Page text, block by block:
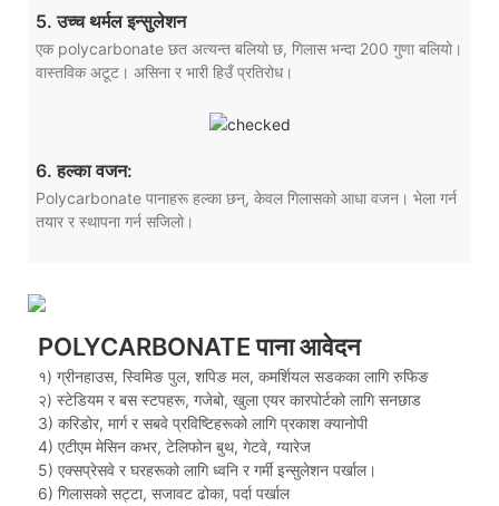
5. उच्च थर्मल इन्सुलेशन
एक polycarbonate छत अत्यन्त बलियो छ, गिलास भन्दा 200 गुणा बलियो।
वास्तविक अटूट। असिना र भारी हिउँ प्रतिरोध।
6. हल्का वजन:
Polycarbonate पानाहरू हल्का छन्, केवल गिलासको आधा वजन। भेला गर्न
तयार र स्थापना गर्न सजिलो।
POLYCARBONATE पाना आवेदन
१) ग्रीनहाउस, स्विमिङ पुल, शपिङ मल, कमर्शियल सडकका लागि रुफिङ
२) स्टेडियम र बस स्टपहरू, गजेबो, खुला एयर कारपोर्टको लागि सनछाड
3) करिडोर, मार्ग र सबवे प्रविष्टिहरूको लागि प्रकाश क्यानोपी
4) एटीएम मेसिन कभर, टेलिफोन बुथ, गेटवे, ग्यारेज
5) एक्सप्रेसवे र घरहरूको लागि ध्वनि र गर्मी इन्सुलेशन पर्खाल।
6) गिलासको सट्टा, सजावट ढोका, पर्दा पर्खाल